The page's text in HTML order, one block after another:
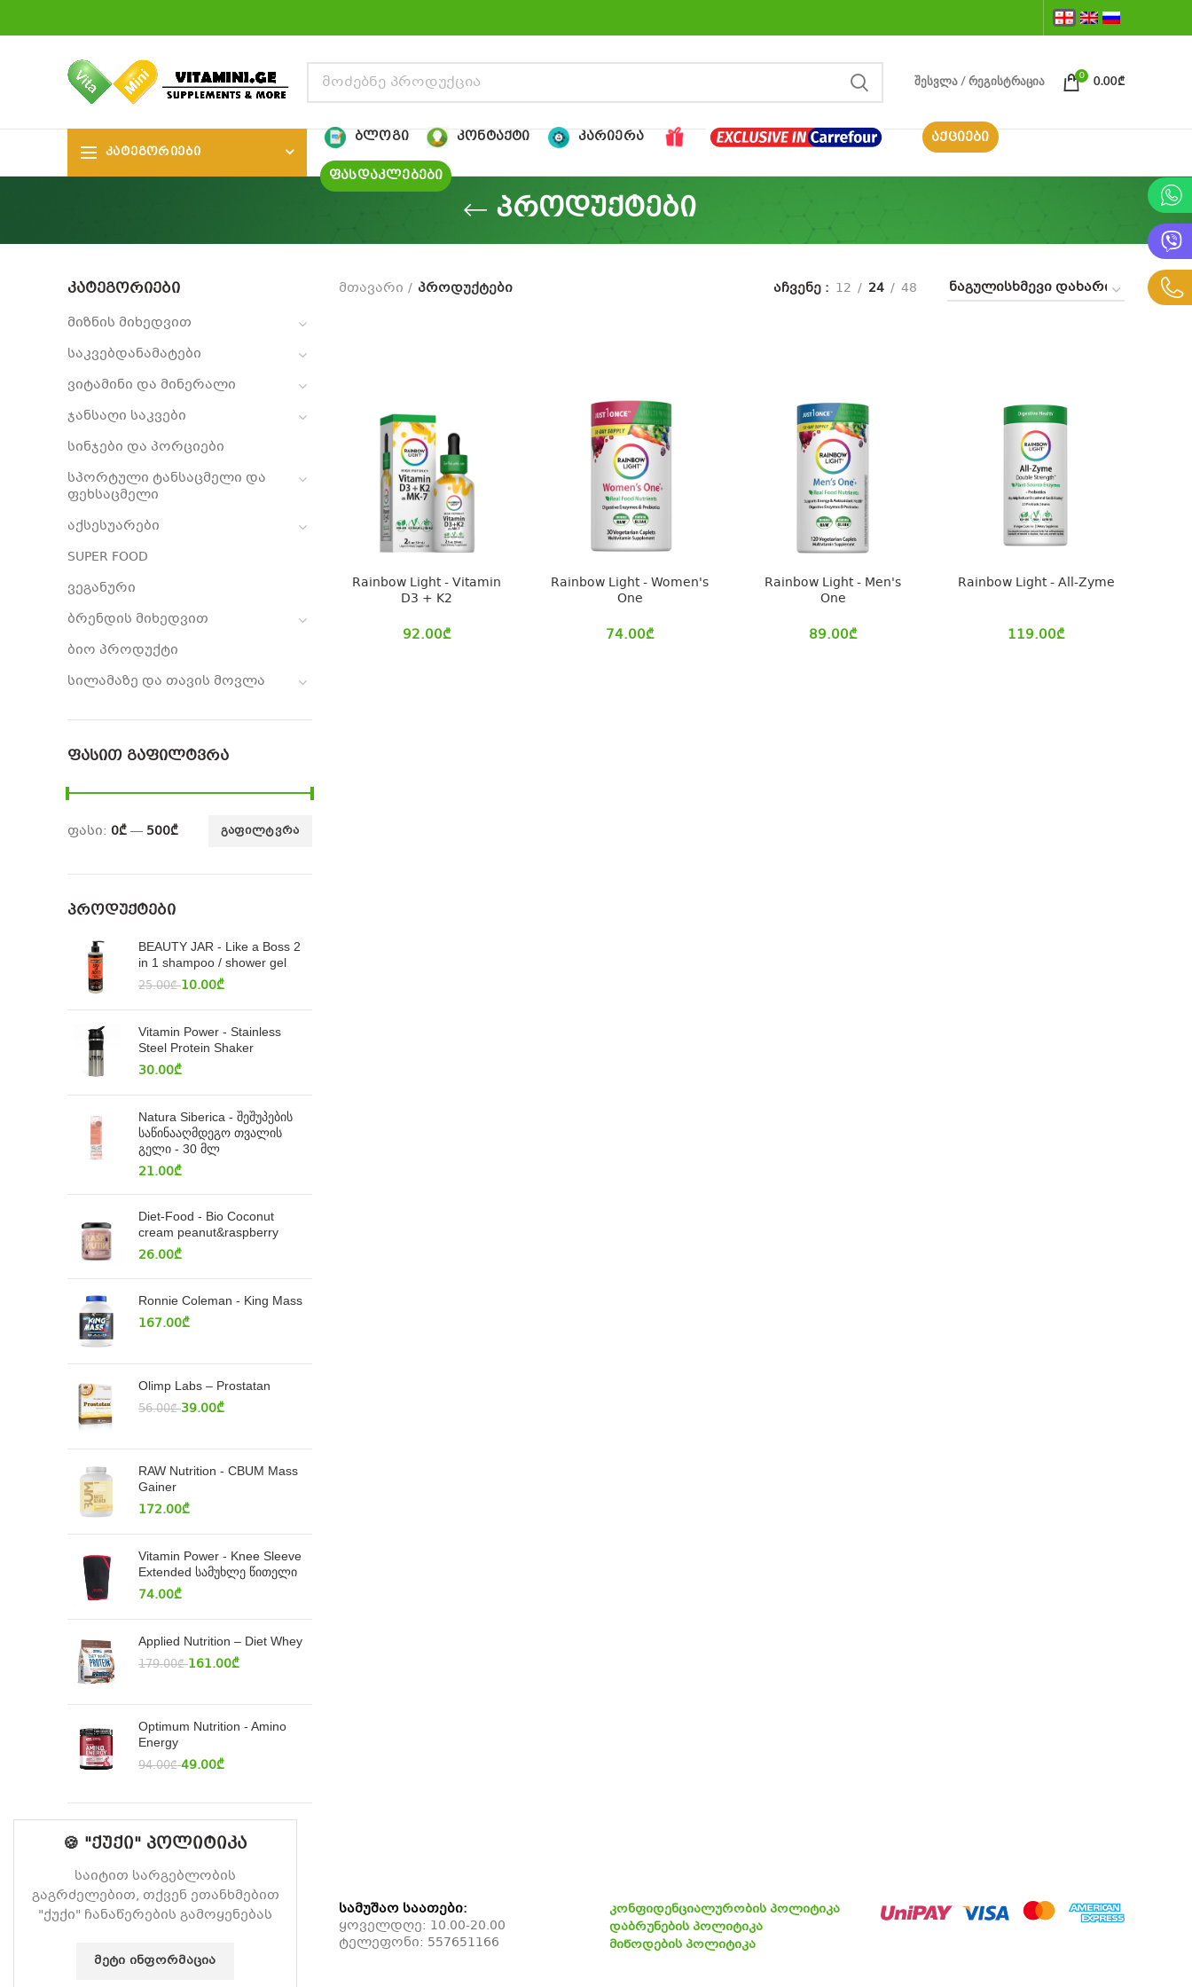
ᲨᲔᲡᲕᲚᲐ / ᲠᲔᲒᲘᲡᲢᲠᲐᲪᲘᲐ
0
0.00₾
ᲙᲐᲢᲔᲒᲝᲠᲘᲔᲑᲘ
ᲑᲚᲝᲒᲘ ᲙᲝᲜᲢᲐᲥᲢᲘ ᲙᲐᲠᲘᲔᲠᲐ
ᲐᲥᲪᲘᲔᲑᲘ
ᲤᲐᲡᲓᲐᲙᲚᲔᲑᲔᲑᲘ
პროდუქტები
ᲙᲐᲢᲔᲒᲝᲠᲘᲔᲑᲘ
მიზნის მიხედვით
საკვებდანამატები
ვიტამინი და მინერალი
ჯანსაღი საკვები
სინჯები და პორციები
სპორტული ტანსაცმელი და
ფეხსაცმელი
აქსესუარები
SUPER FOOD
ვეგანური
ბრენდის მიხედვით
ბიო პროდუქტი
სილამაზე და თავის მოვლა
ᲤᲐᲡᲘᲗ ᲒᲐᲤᲘᲚᲢᲕᲠᲐ
ᲒᲐᲤᲘᲚᲢᲕᲠᲐ
ფასი: 0₾— 500₾
ᲞᲠᲝᲓᲣᲥᲢᲔᲑᲘ
BEAUTY JAR - Like a Boss 2
in 1 shampoo / shower gel
25.00₾ 10.00₾
Vitamin Power - Stainless
Steel Protein Shaker
30.00₾
Natura Siberica - შეშუპების
საწინააღმდეგო თვალის
გელი - 30 მლ
21.00₾
Diet-Food - Bio Coconut
cream peanut&raspberry
26.00₾
Ronnie Coleman - King Mass
167.00₾
Olimp Labs – Prostatan
56.00₾ 39.00₾
RAW Nutrition - CBUM Mass
Gainer
172.00₾
Vitamin Power - Knee Sleeve
Extended სამუხლე წითელი
74.00₾
Applied Nutrition – Diet Whey
179.00₾ 161.00₾
Optimum Nutrition - Amino
Energy
94.00₾ 49.00₾
მთავარი პროდუქტები აჩვენე 12 24 48
Rainbow Light - Vitamin
D3 + K2
92.00₾
Rainbow Light - Women's
One
74.00₾
Rainbow Light - Men's
One
89.00₾
Rainbow Light - All-Zyme
119.00₾
სამუშაო საათები:
ყოველდღე: 10.00-20.00
ტელეფონი: 557651166
კონფიდენციალურობის პოლიტიკა
დაბრუნების პოლიტიკა
მიწოდების პოლიტიკა
🍪 "ქუქი" პოლიტიკა
საიტით სარგებლობის
გაგრძელებით, თქვენ ეთანხმებით
"ქუქი" ჩანაწერების გამოყენებას
ᲛᲔᲢᲘ ᲘᲜᲤᲝᲠᲛᲐᲪᲘᲐ